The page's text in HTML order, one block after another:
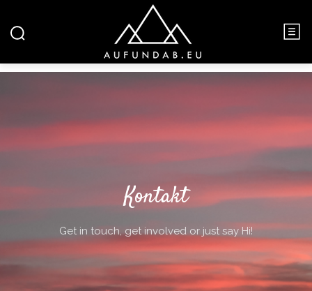
Kontakt
Get in touch, get involved or just say Hi!